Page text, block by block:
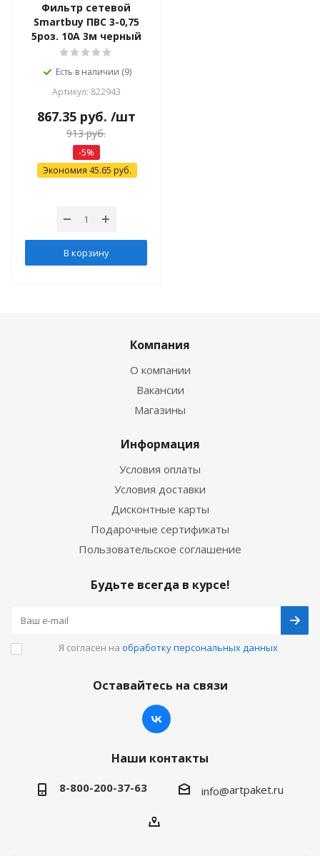
Фильтр сетевой
Smartbuy ПВС 3-0,75
5роз. 10А 3м черный
Есть в наличии (9)
Артикул: 822943
867.35руб. /шт
913руб.
-5%
Экономия 45.65 руб.
В корзину
Компания
О компании
Вакансии
Магазины
Информация
Условия оплаты
Условия доставки
Дисконтные карты
Подарочные сертификаты
Пользовательское соглашение
Будьте всегда в курсе!
Я согласен на обработку персональных данных
Оставайтесь на связи
Наши контакты
8-800-200-37-63 info@artpaket.ru